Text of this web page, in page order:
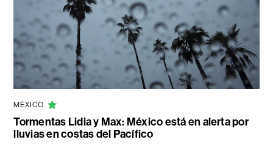
MÉXICO
Tormentas Lidia y Max: México está en alerta por
lluvias en costas del Pacífico